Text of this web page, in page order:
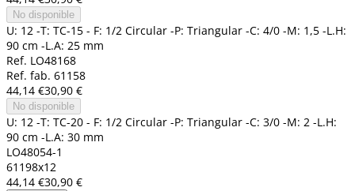
No disponible
U: 12 -T: TC-15 - F: 1/2 Circular -P: Triangular -C: 4/0 -M: 1,5 -L.H:
90 cm -L.A: 25 mm
Ref. LO48168
Ref. fab. 61158
44,14 €30,90 €
No disponible
U: 12 -T: TC-20 - F: 1/2 Circular -P: Triangular -C: 3/0 -M: 2 -L.H:
90 cm -L.A: 30 mm
LO48054-1
61198x12
44,14 €30,90 €